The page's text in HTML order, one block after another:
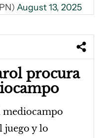
August 13, 2025
procura
mediocampo
juego y lo